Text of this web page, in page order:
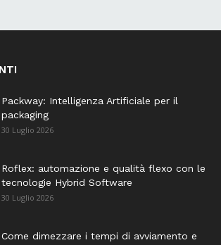
Packway: Intelligenza Artificiale per il
packaging
30 Luglio 2026
Roflex: automazione e qualità flexo con le
tecnologie Hybrid Software
30 Luglio 2026
Come dimezzare i tempi di avviamento e